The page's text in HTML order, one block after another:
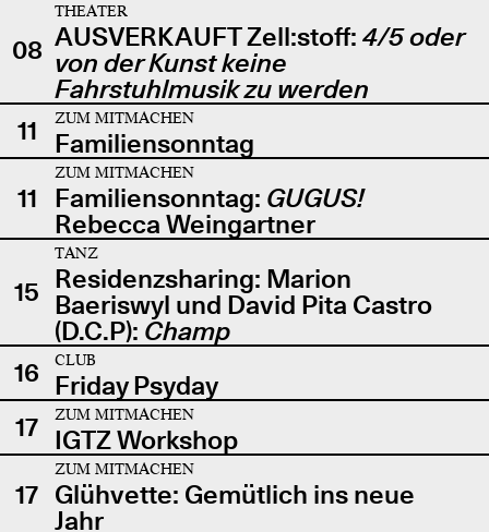
08
THEATER
AUSVERKAUFT Zell:stoff: 4/5 oder
von der Kunst keine
Fahrstuhlmusik zu werden
11
ZUM MITMACHEN
Familiensonntag
11
ZUM MITMACHEN
Familiensonntag: GUGUS!
Rebecca Weingartner
15
TANZ
Residenzsharing: Marion
Baeriswyl und David Pita Castro
(D.C.P): Champ
16
CLUB
Friday Psyday
17
ZUM MITMACHEN
IGTZ Workshop
17
ZUM MITMACHEN
Glühvette: Gemütlich ins neue
Jahr